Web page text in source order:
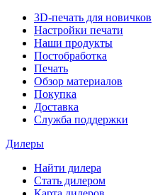
3D-печать для новичков
Настройки печати
Наши продукты
Постобработка
Печать
Обзор материалов
Покупка
Доставка
Служба поддержки
Дилеры
Найти дилера
Cтать дилером